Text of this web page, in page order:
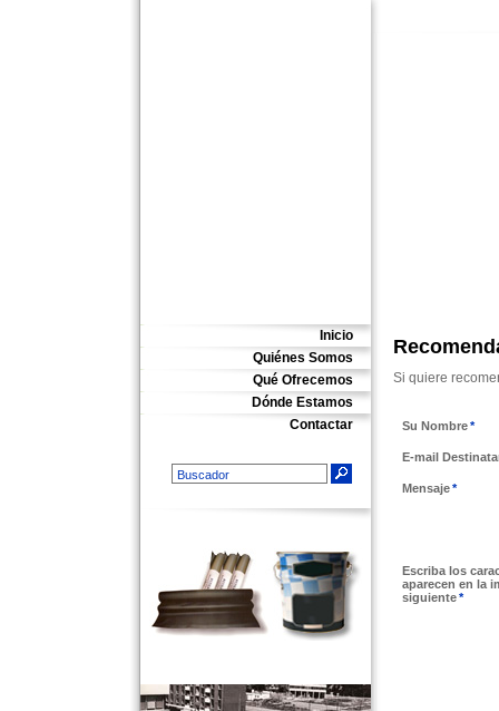
Inicio
Quiénes Somos
Qué Ofrecemos
Dónde Estamos
Contactar
Si quiere
Su Nombre*
E-mail
Mensaje*
Escriba los
aparecen en la
siguiente*